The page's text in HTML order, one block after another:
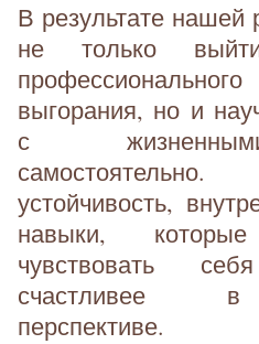
В результате
не только
выгорания, но и
с
устойчивость,
навыки,
чувствовать
счастливее в
перспективе.